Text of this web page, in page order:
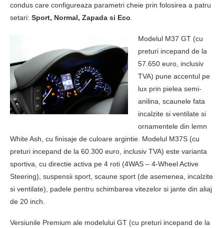
condus care configureaza parametri cheie prin folosirea a patru
setari: Sport, Normal, Zapada si Eco
Modelul M37 GT (cu
preturi incepand de la
57.650 euro, inclusiv
TVA) pune accentul pe
lux prin pielea semi-
anilina, scaunele fata
incalzite si ventilate si
ornamentele din lemn
White Ash, cu finisaje de culoare argintie. Modelul M37S (cu
preturi incepand de la 60.300 euro, inclusiv TVA) este varianta
sportiva, cu directie activa pe 4 roti (4WAS – 4-Wheel Active
Steering), suspensii sport, scaune sport (de asemenea, incalzite
si ventilate), padele pentru schimbarea vitezelor si jante din aliaj
de 20 inch.
Versiunile Premium ale modelului GT (cu preturi incepand de la